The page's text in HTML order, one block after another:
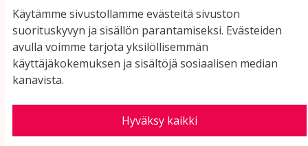
Käytämme sivustollamme evästeitä sivuston
suorituskyvyn ja sisällön parantamiseksi. Evästeiden
avulla voimme tarjota yksilöllisemmän
käyttäjäkokemuksen ja sisältöjä sosiaalisen median
kanavista.
Hyväksy kaikki
Sähköpostiosoitteet:
etunimi.sukunimi@riihimaki.fi
Yhteystiedot ja usein kysyttyä
Käyttöehdot
Evästeasetukset